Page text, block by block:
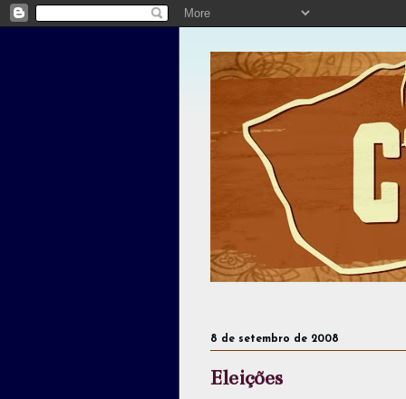
8 de setembro de 2008
Eleições